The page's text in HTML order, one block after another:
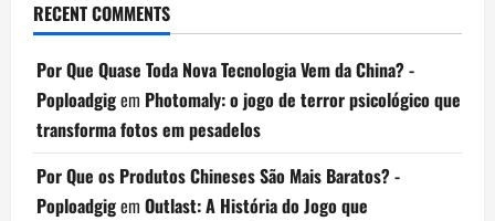
RECENT COMMENTS
Por Que Quase Toda Nova Tecnologia Vem da China? -
Poploadgigem Photomaly: o jogo de terror psicológico que
transforma fotos em pesadelos
Por Que os Produtos Chineses São Mais Baratos? -
Poploadgigem Outlast: A História do Jogo que